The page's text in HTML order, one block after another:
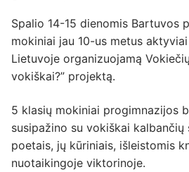
Spalio 14-15 dienomis Bartuvos
mokiniai jau 10-us metus
Lietuvoje organizuojamą
vokiškai?” projektą.
5 klasių mokiniai progimnazijos
susipažino su vokiškai
poetais, jų kūriniais, išleistomis
nuotaikingoje viktorinoje.